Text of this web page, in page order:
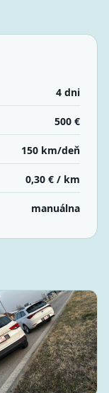
4 dni
500 €
150 km/deň
0,30 € / km
manuálna